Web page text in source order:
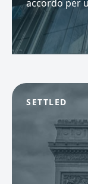
accordo per
SETTLED